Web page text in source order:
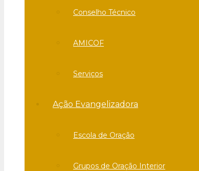
Conselho Técnico
AMICOF
Serviços
Ação Evangelizadora
Escola de Oração
Grupos de Oração Interior